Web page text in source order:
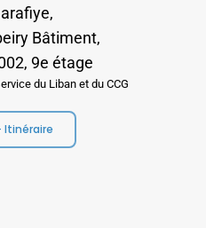
Bâtiment,
9e étage
du Liban et du CCG
Itinéraire